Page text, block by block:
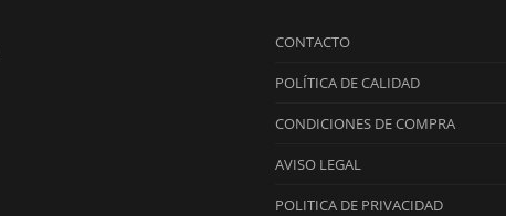
CONTACTO
POLÍTICA DE CALIDAD
CONDICIONES DE COMPRA
AVISO LEGAL
POLITICA DE PRIVACIDAD